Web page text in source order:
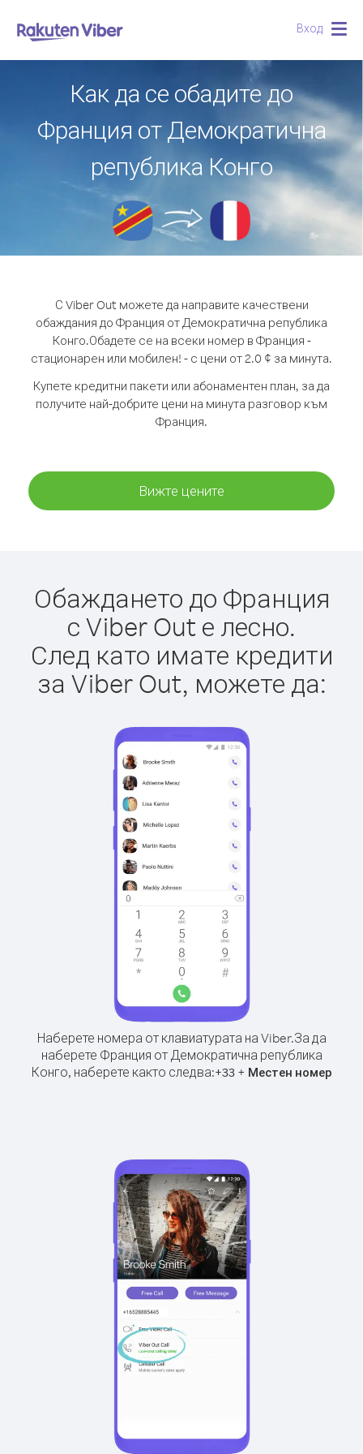
Вход
Как да се обадите до
Франция от Демократична
република Конго
С Viber Out можете да направите качествени
обаждания до Франция от Демократична република
Конго.Обадете се на всеки номер в Франция -
стационарен или мобилен! - с цени от 2.0 ¢ за минута.
Купете кредитни пакети или абонаментен план, за да
получите най-добрите цени на минута разговор към
Франция.
Вижте цените
Обаждането до Франция
с Viber Out е лесно.
След като имате кредити
за Viber Out, можете да:
Наберете номера от клавиатурата на Viber.За да
наберете Франция от Демократична република
Конго, наберете както следва:+33+ Местен номер